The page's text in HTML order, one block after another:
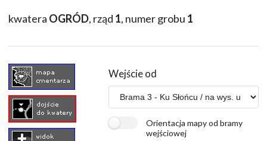
kwatera OGRÓD, rząd 1, numer grobu 1
Wejście od
Orientacja mapy od bramy
wejściowej